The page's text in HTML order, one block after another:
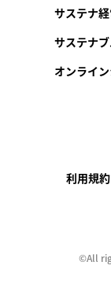
サステナ
サステナ
オンライ
利用規約
©︎All